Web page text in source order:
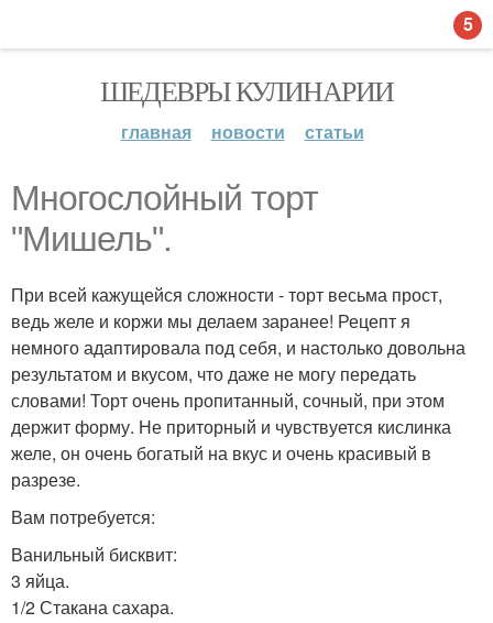
ШЕДЕВРЫ КУЛИНАРИИ
главная новости статьи
Многослойный торт
"Мишель".
При всей кажущейся сложности - торт весьма прост,
ведь желе и коржи мы делаем заранее! Рецепт я
немного адаптировала под себя, и настолько довольна
результатом и вкусом, что даже не могу передать
словами! Торт очень пропитанный, сочный, при этом
держит форму. Не приторный и чувствуется кислинка
желе, он очень богатый на вкус и очень красивый в
разрезе.
Вам потребуется:
Ванильный бисквит:
3 яйца.
1/2 Стакана сахара.
5